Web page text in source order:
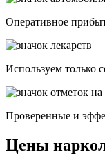
Опеpативное
Используем только
Проверенные и
Цены